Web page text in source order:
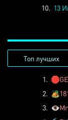
10. 13
Топ лучших
1. 🛑
2. 🏕️
3. 👁️